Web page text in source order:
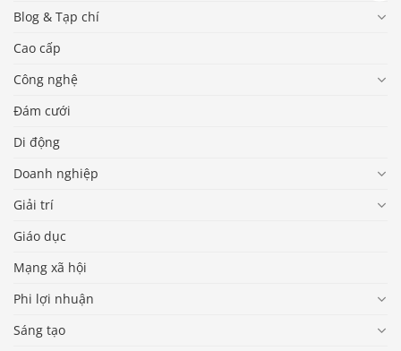
Blog & Tạp chí
Cao cấp
Công nghệ
Đám cưới
Di động
Doanh nghiệp
Giải trí
Giáo dục
Mạng xã hội
Phi lợi nhuận
Sáng tạo